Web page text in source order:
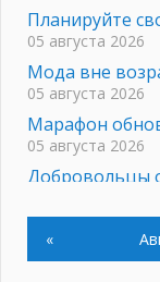
Планируйте
05 августа 2026
Мода вне
05 августа 2026
Марафон
05 августа 2026
Добровольцы
С заботой о
05 августа 2026
«